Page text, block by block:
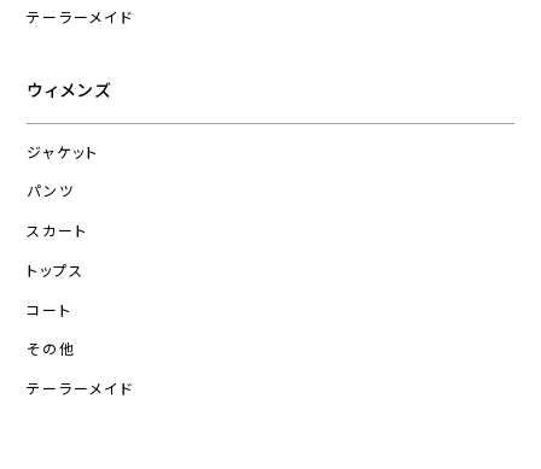
テーラーメイド
ウィメンズ
ジャケット
パンツ
スカート
トップス
コート
その他
テーラーメイド